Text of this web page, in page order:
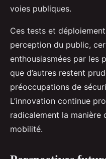
voies publiques.
Ces tests et
perception du public,
enthousiasmées par les
que d’autres restent
préoccupations de
L’innovation continue
radicalement la manière
mobilité.